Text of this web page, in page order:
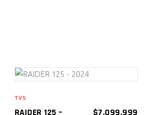
TVS
RAIDER 125 – $7.099.999